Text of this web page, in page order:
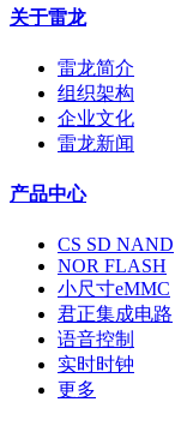
关于雷龙
雷龙简介
组织架构
企业文化
雷龙新闻
产品中心
CS SD NAND
NOR FLASH
小尺寸eMMC
君正集成电路
语音控制
实时时钟
更多